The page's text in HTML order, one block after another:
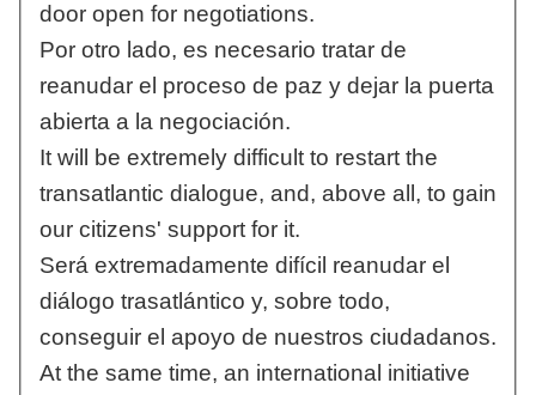
door open for negotiations.
Por otro lado, es necesario tratar de
reanudar el proceso de paz y dejar la puerta
abierta a la negociación.
It will be extremely difficult to restart the
transatlantic dialogue, and, above all, to gain
our citizens' support for it.
Será extremadamente difícil reanudar el
diálogo trasatlántico y, sobre todo,
conseguir el apoyo de nuestros ciudadanos.
At the same time, an international initiative